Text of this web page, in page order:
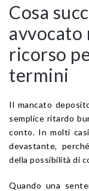
Cosa
avvocato
ricorso
termini
Il mancato
semplice ritardo
conto. In molti
devastante,
della possibilità di
Quando una